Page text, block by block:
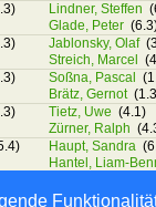
Lindner, Steffen
Glade, Peter
Jablonsky, Olaf
Streich, Marcel
Soßna, Pascal
Brätz, Gernot
Tietz, Uwe (4.1)
Zürner, Ralph
Haupt, Sandra
Hantel, Liam-